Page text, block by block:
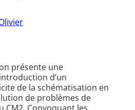
présente une
d’un
de la schématisation en
de problèmes de